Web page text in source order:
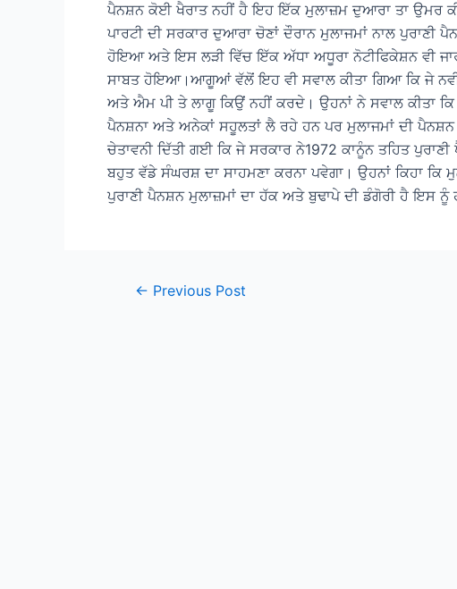
ਪੈਨਸ਼ਨ ਕੋਈ ਖੈਰਾਤ ਨਹੀਂ ਹੈ ਇਹ ਇੱਕ ਮੁਲਾਜ਼ਮ ਦੁਆਰਾ ਤਾ ਉਮਰ
ਪਾਰਟੀ ਦੀ ਸਰਕਾਰ ਦੁਆਰਾ ਚੋਣਾਂ ਦੌਰਾਨ ਮੁਲਾਜਮਾਂ ਨਾਲ ਪੁਰਾਣੀ
ਹੋਇਆ ਅਤੇ ਇਸ ਲੜੀ ਵਿੱਚ ਇੱਕ ਅੱਧਾ ਅਧੂਰਾ ਨੋਟੀਫਿਕੇਸ਼ਨ ਵੀ
ਸਾਬਤ ਹੋਇਆ।ਆਗੂਆਂ ਵੱਲੋਂ ਇਹ ਵੀ ਸਵਾਲ ਕੀਤਾ ਗਿਆ ਕਿ ਜੇ
ਅਤੇ ਐਮ ਪੀ ਤੇ ਲਾਗੂ ਕਿਉਂ ਨਹੀਂ ਕਰਦੇ। ਉਹਨਾਂ ਨੇ ਸਵਾਲ ਕੀਤਾ
ਪੈਨਸ਼ਨਾ ਅਤੇ ਅਨੇਕਾਂ ਸਹੂਲਤਾਂ ਲੈ ਰਹੇ ਹਨ ਪਰ ਮੁਲਾਜਮਾਂ ਦੀ
ਚੇਤਾਵਨੀ ਦਿੱਤੀ ਗਈ ਕਿ ਜੇ ਸਰਕਾਰ ਨੇ1972 ਕਾਨੂੰਨ ਤਹਿਤ
ਬਹੁਤ ਵੱਡੇ ਸੰਘਰਸ਼ ਦਾ ਸਾਹਮਣਾ ਕਰਨਾ ਪਵੇਗਾ। ਉਹਨਾਂ ਕਿਹਾ ਕਿ
ਪੁਰਾਣੀ ਪੈਨਸ਼ਨ ਮੁਲਾਜ਼ਮਾਂ ਦਾ ਹੱਕ ਅਤੇ ਬੁਢਾਪੇ ਦੀ ਡੰਗੋਰੀ ਹੈ ਇਸ ਨੂੰ
Post← Previous Post